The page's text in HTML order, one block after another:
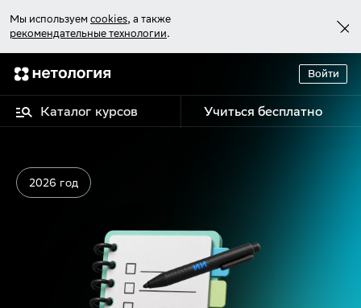
Мы используем cookies, а также
рекомендательные технологии.
Войти
Каталог курсов Учиться бесплатно
2026 год